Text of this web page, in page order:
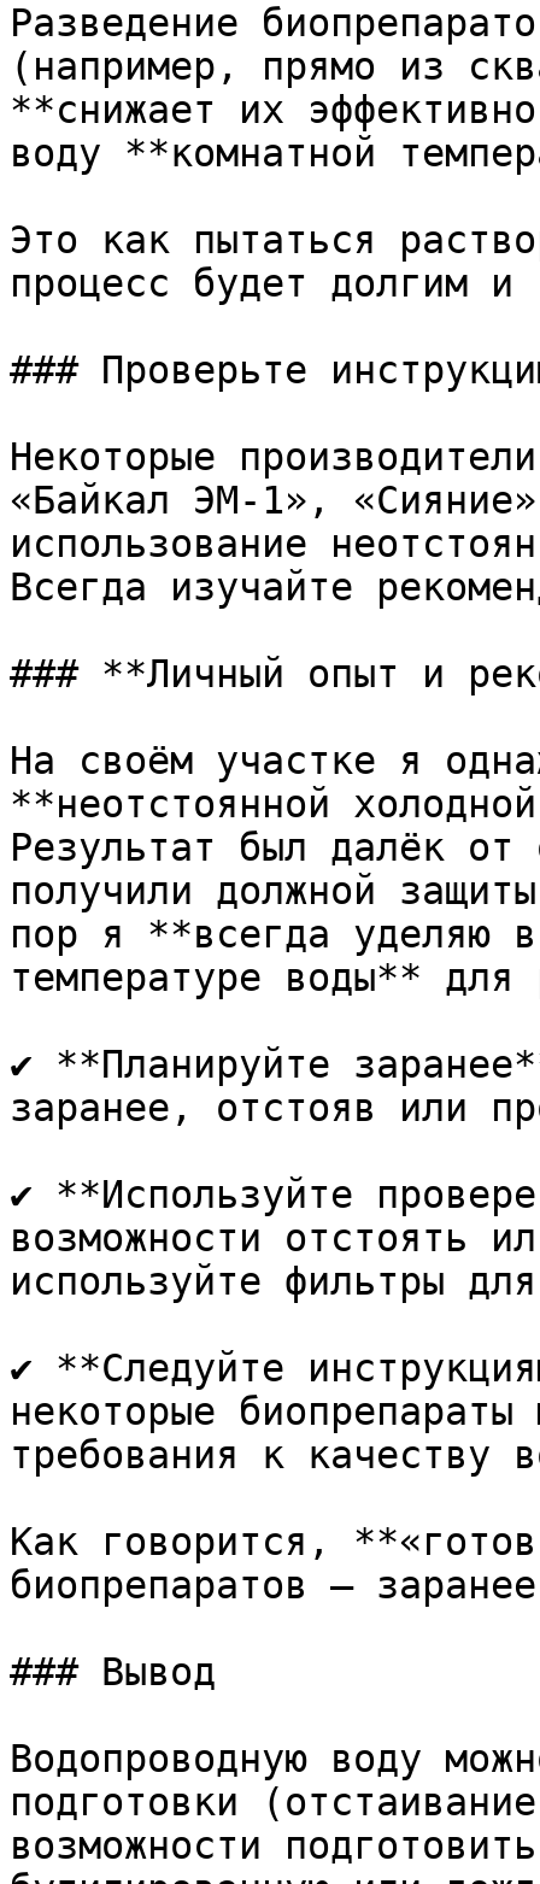
Разведение
(например, прямо из
**снижает их
воду **комнатной
Это как пытаться
процесс будет долгим и
### Проверьте
Некоторые
«Байкал ЭМ-1»,
использование
Всегда изучайте
### **Личный опыт и
На своём участке я
**неотстоянной
Результат был далёк от
получили должной
пор я **всегда уделяю
температуре воды** для
✔ **Планируйте
заранее, отстояв или
✔ **Используйте
возможности отстоять
используйте фильтры
✔ **Следуйте
некоторые
требования к качеству
Как говорится,
биопрепаратов —
### Вывод
Водопроводную воду
подготовки
возможности